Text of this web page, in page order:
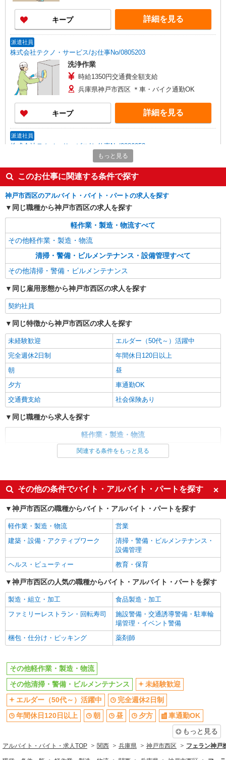
キープ 詳細を見る
派遣社員
株式会社テクノ・サービス/お仕事No/0805203
洗浄作業
時給1350円交通費全額支給
兵庫県神戸市西区 ＊車・バイク通勤OK
キープ 詳細を見る
派遣社員
株式会社テクノ・サービス/お仕事No/0886053
運搬・配膳作業
時給1300円交通費全額支給
兵庫県神戸市西区 ＊車通勤OK
キープ
株式会社テクノ・サービス/お仕事No/0839039
運搬作業など
時給1500円 月収例：232500円以上可能（月収
例）（残業・休日出勤手当て等が含まれていま
兵庫県神戸市西区 ＊車・バイク通勤OK
株式会社テクノ・サービス/お仕事No/0838703
積込、運搬作業
時給1300円交通費全額支給
兵庫県神戸市西区 ＊車・バイク通勤OK
詳細を見る
株式会社テクノ・サービス/お仕事No/0903061
製品の入出庫・運搬
時給1350円交通費全額支給
キープ 詳細を見る
派遣社員
株式会社テクノ・サービス/お仕事No/0881246
金属部品の洗浄など
時給1230円交通費全額支給
兵庫県神戸市西区 ＊車・バイク通勤OK
派遣社員
株式会社テクノ・サービス/お仕事No/0894540
積み込み・積み下ろし
時給1280円交通費全額支給
キープ 詳細を見る
派遣社員
株式会社テクノ・サービス/お仕事No/0875280
もっと見る
このお仕事に関連する条件で探す
神戸市西区のアルバイト・バイト・パートの求人を探す
同じ職種から神戸市西区の求人を探す
軽作業・製造・物流すべて
その他軽作業・製造・物流
清掃・警備・ビルメンテナンス・設備管理すべて
その他清掃・警備・ビルメンテナンス
同じ雇用形態から神戸市西区の求人を探す
契約社員
同じ特徴から神戸市西区の求人を探す
未経験歓迎
エルダー（50代～）活躍中
完全週休2日制
年間休日120日以上
朝
昼
夕方
車通勤OK
交通費支給
社会保険あり
同じ職種から求人を探す
軽作業・製造・物流
清掃・警備・ビルメンテナンス・設備管理
未経験歓迎
車通勤OK
交通費支給
社会保険あり
関連する条件をもっと見る
その他の条件でバイト・アルバイト・パートを探す
神戸市西区の職種からバイト・アルバイト・パートを探す
軽作業・製造・物流
営業
建築・設備・アクティブワーク
清掃・警備・ビルメンテナンス・
設備管理
ヘルス・ビューティー
教育・保育
神戸市西区の人気の職種からバイト・アルバイト・パートを探す
製造・組立・加工
食品製造・加工
ファミリーレストラン・回転寿司
施設警備・交通誘導警備・駐車輪
場管理・イベント警備
梱包・仕分け・ピッキング
薬剤師
その他軽作業・製造・物流
その他清掃・警備・ビルメンテナンス
未経験歓迎
エルダー（50代～）活躍中
完全週休2日制
年間休日120日以上
朝 昼 夕方
車通勤OK
もっと見る
アルバイト・バイト・求人TOP 関西 兵庫県 神戸市西区 フェラン神戸